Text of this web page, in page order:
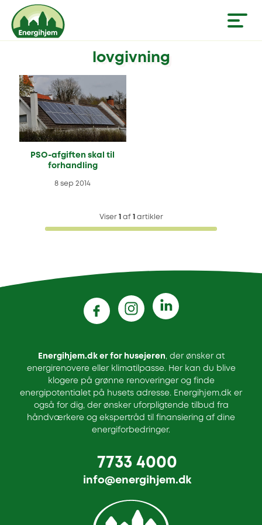
lovgivning
PSO-afgiften skal til
forhandling
8 sep 2014
Viser af artikler
Energihjem.dk er for husejeren, der ønsker at
energirenovere eller klimatilpasse. Her kan du blive
klogere på grønne renoveringer og finde
energipotentialet på husets adresse. Energihjem.dk er
også for dig, der ønsker uforpligtende tilbud fra
håndværkere og ekspertråd til finansiering af dine
energiforbedringer.
7733 4000
info@energihjem.dk